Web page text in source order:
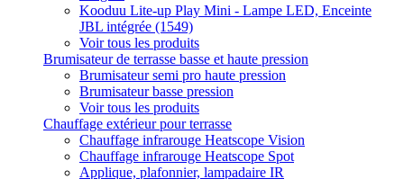
Kooduu Lite-up Play Mini - Lampe LED, Enceinte
JBL intégrée (1549)
Voir tous les produits
Brumisateur de terrasse basse et haute pression
Brumisateur semi pro haute pression
Brumisateur basse pression
Voir tous les produits
Chauffage extérieur pour terrasse
Chauffage infrarouge Heatscope Vision
Chauffage infrarouge Heatscope Spot
Applique, plafonnier, lampadaire IR